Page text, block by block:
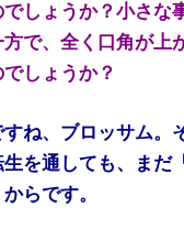
しょうか？小さな
で、全く口角が上
しょうか？
ね、ブロッサム。
を通しても、まだ
らです。